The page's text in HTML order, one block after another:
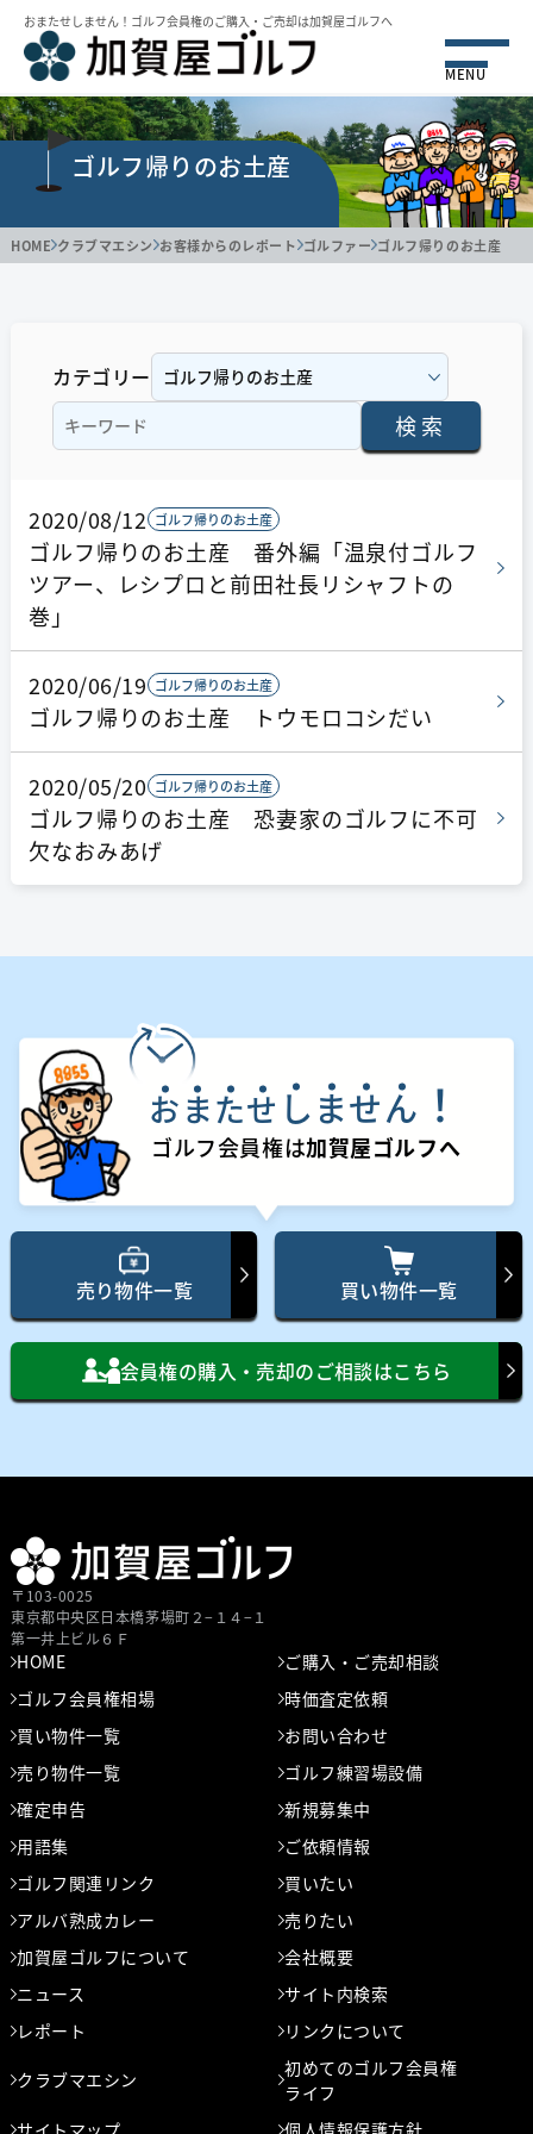
おまたせしません！ゴルフ会員権のご購⼊・ご売却は加賀屋ゴルフへ
MENU
ゴルフ帰りのお土産
HOME クラブマエシン お客様からのレポート ゴルファー ゴルフ帰りのお土産
カテゴリー
検索
2020/08/12 ゴルフ帰りのお土産
ゴルフ帰りのお土産 番外編「温泉付ゴルフ
ツアー、レシプロと前田社長リシャフトの
巻」
2020/06/19 ゴルフ帰りのお土産
ゴルフ帰りのお土産 トウモロコシだい
2020/05/20 ゴルフ帰りのお土産
ゴルフ帰りのお土産 恐妻家のゴルフに不可
欠なおみあげ
おまたせ し ません ！
ゴルフ会員権は加賀屋ゴルフへ
売り物件一覧 買い物件一覧
会員権の購入・売却のご相談はこちら
〒103-0025
東京都中央区⽇本橋茅場町２−１４−１
第⼀井上ビル６Ｆ
HOME
ご購入・ご売却相談
ゴルフ会員権相場
時価査定依頼
買い物件一覧
お問い合わせ
売り物件一覧
ゴルフ練習場設備
確定申告
新規募集中
用語集
ご依頼情報
ゴルフ関連リンク
買いたい
アルバ熟成カレー
売りたい
加賀屋ゴルフについて
会社概要
ニュース
サイト内検索
レポート
リンクについて
クラブマエシン
初めてのゴルフ会員権
ライフ
サイトマップ
個人情報保護方針